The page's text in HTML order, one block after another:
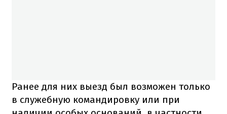
Ранее для них выезд был возможен только
в служебную командировку или при